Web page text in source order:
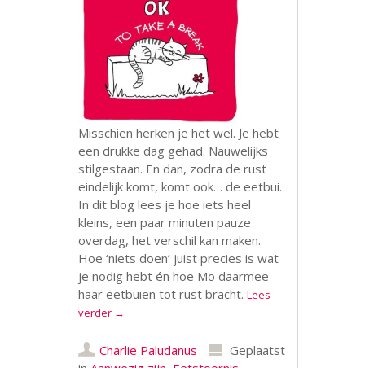
Misschien herken je het wel. Je hebt
een drukke dag gehad. Nauwelijks
stilgestaan. En dan, zodra de rust
eindelijk komt, komt ook… de eetbui.
In dit blog lees je hoe iets heel
kleins, een paar minuten pauze
overdag, het verschil kan maken.
Hoe ‘niets doen’ juist precies is wat
je nodig hebt én hoe Mo daarmee
haar eetbuien tot rust bracht.Lees
verder →
Charlie Paludanus
Geplaatst